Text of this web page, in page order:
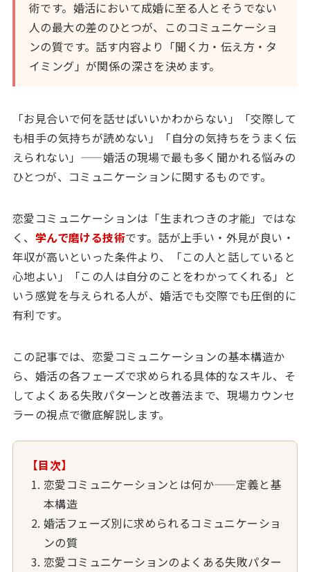
術です。婚活において成婚に至る人とそうでない
人の最大の差のひとつが、このコミュニケーショ
ンの質です。話す内容より「聞く力・伝え方・タ
イミング」が関係の深さを決めます。
「お見合いで何を話せばいいかわからない」「交際して
も相手の気持ちが読めない」「自分の気持ちをうまく伝
えられない」——婚活の現場で最も多く聞かれる悩みの
ひとつが、コミュニケーションに関するものです。
恋愛コミュニケーションは「生まれつきの才能」ではな
く、 学んで磨ける技術です。話が上手い・外見が良い・
年収が高いといった条件より、「この人と話していると
心地よい」「この人は自分のことをわかってくれる」と
いう感覚を与えられる人が、婚活でも交際でも圧倒的に
有利です。
この記事では、恋愛コミュニケーションの基本構造か
ら、婚活の各フェーズで求められる具体的なスキル、そ
してよくある失敗パターンと改善法まで、現場カウンセ
ラーの視点で徹底解説します。
【目次】
恋愛コミュニケーションとは何か——定義と基
本構造
婚活フェーズ別に求められるコミュニケーショ
ンの質
恋愛コミュニケーションのよくある失敗パター